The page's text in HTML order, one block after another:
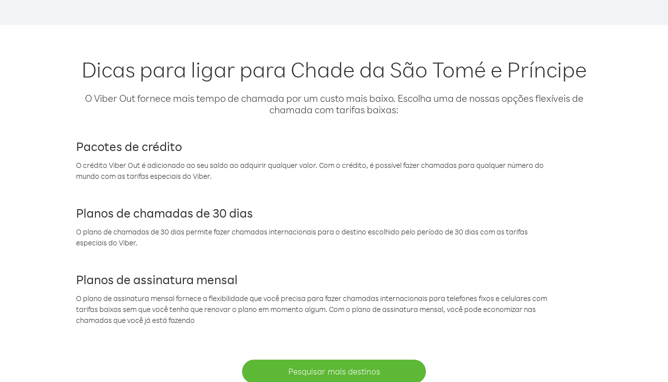
Dicas para ligar para Chade da São Tomé e Príncipe
O Viber Out fornece mais tempo de chamada por um custo mais baixo. Escolha uma de nossas opções flexíveis de
chamada com tarifas baixas:
Pacotes de crédito
O crédito Viber Out é adicionado ao seu saldo ao adquirir qualquer valor. Com o crédito, é possível fazer chamadas para qualquer número do
mundo com as tarifas especiais do Viber.
Planos de chamadas de 30 dias
O plano de chamadas de 30 dias permite fazer chamadas internacionais para o destino escolhido pelo período de 30 dias com as tarifas
especiais do Viber.
Planos de assinatura mensal
O plano de assinatura mensal fornece a flexibilidade que você precisa para fazer chamadas internacionais para telefones fixos e celulares com
tarifas baixas sem que você tenha que renovar o plano em momento algum. Com o plano de assinatura mensal, você pode economizar nas
chamadas que você já está fazendo
Pesquisar mais destinos